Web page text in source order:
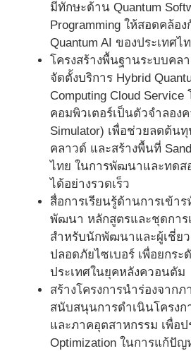
มีทักษะด้าน Quantum
Programming ให้สอดคล้อ
Quantum AI ของประเทศไ
โครงสร้างพื้นฐานระบบคล
จัดตั้งบริการ Hybrid
Computing Cloud Service
คอมพิวเตอร์เป็นตัวจำลอง
Simulator) เพื่อช่วยลดต้น
คลาวด์ และสร้างพื้นที่
ไทย ในการพัฒนาและทด
ได้อย่างรวดเร็ว
สื่อการเรียนรู้ด้านการเข้า
พัฒนา หลักสูตรและชุดการ
สำหรับนักพัฒนาและผู้เชี่ย
ปลอดภัยไซเบอร์ เพื่อยกร
ประเทศในยุคหลังควอนตัม
สร้างโครงการนำร่องจาก
สนับสนุนการดำเนินโครงก
และภาคอุตสาหกรรม เพื่อป
Optimization ในการแก้ปั